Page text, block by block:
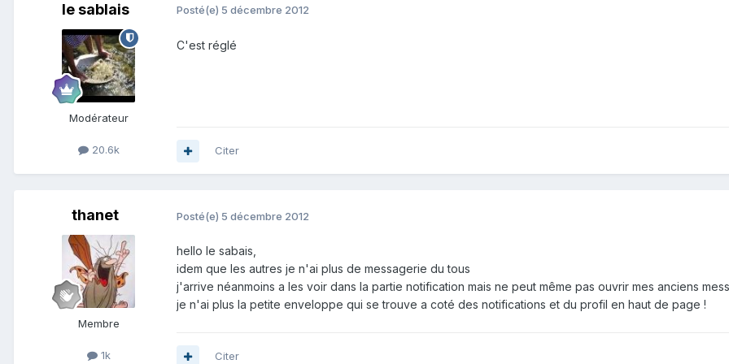
le sablais
Modérateur
20.6k
Posté(e) 5 décembre 2012
C'est réglé
Citer
thanet
Membre
1k
Posté(e) 5 décembre 2012
hello le sabais,
idem que les autres je n'ai plus de messagerie du tous
j'arrive néanmoins a les voir dans la partie notification mais ne peut même pas ouvrir mes anciens
je n'ai plus la petite enveloppe qui se trouve a coté des notifications et du profil en haut de page !
Citer